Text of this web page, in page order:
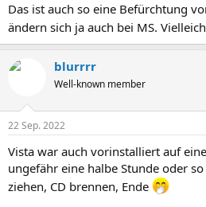
Das ist auch so eine Befürchtung
ändern sich ja auch bei MS.
blurrrr
Well-known member
22 Sep. 2022
Vista war auch vorinstalliert auf
ungefähr eine halbe Stunde oder
ziehen, CD brennen, Ende